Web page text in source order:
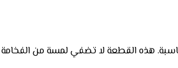
هذه القطعة لا تضفي لمسة من